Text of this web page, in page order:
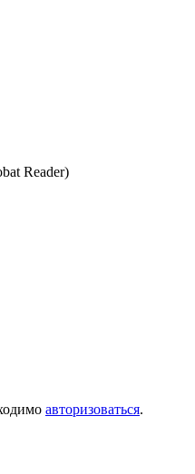
Reader)
авторизоваться.